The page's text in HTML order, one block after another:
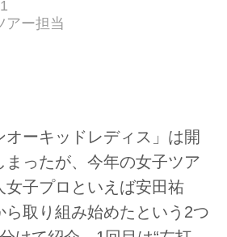
アー担当
オーキッドレディス」は開
まったが、今年の女子ツア
女子プロといえば安田祐
ら取り組み始めたという2つ